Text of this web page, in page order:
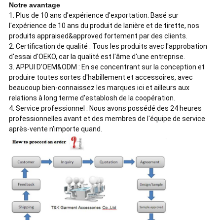
Notre avantage
1. Plus de 10 ans d'expérience d'exportation. Basé sur
l'expérience de 10 ans du produit de lanière et de tirette, nos
produits appraised&approved fortement par des clients.
2. Certification de qualité : Tous les produits avec l'approbation
d'essai d'OEKO, car la qualité est l'âme d'une entreprise.
3. APPUI D'OEM&ODM : En se concentrant sur la conception et
produire toutes sortes d'habillement et accessoires, avec
beaucoup bien-connaissez les marques ici et ailleurs aux
relations à long terme d'establosh de la coopération.
4. Service professionnel : Nous avons possédé des 24 heures
professionnelles avant et des membres de l'équipe de service
après-vente n'importe quand.